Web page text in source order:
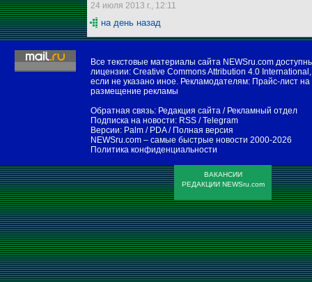
24 июля 2013 г., 12:11
на день назад
Все текстовые материалы сайта NEWSru.com
лицензии: Creative Commons Attribution 4.0 International ,
если не указано иное. Рекламодателям: Прайс-лист на
размещение рекламы
Обратная связь: Редакция сайта / Рекламный отдел
Подписка на новости: RSS /Telegram
Версии: Palm / PDA/ Полная версия
NEWSru.com – самые быстрые новости 2000-2026
Политика конфиденциальности
ВАКАНСИИ
РЕДАКЦИИ NEWSru.com